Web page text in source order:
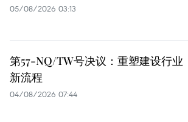
05/08/2026 03:13
第57-NQ/TW号决议：重塑建设行业
新流程
04/08/2026 07:44